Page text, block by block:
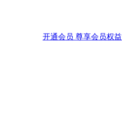
开通会员 尊享会员权益